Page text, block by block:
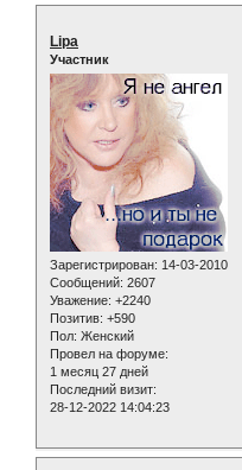
Lipa
Участник
Зарегистрирован: 14-03-2010
Сообщений: 2607
Уважение: +2240
Позитив: +590
Пол: Женский
Провел на форуме:
1 месяц 27 дней
Последний визит:
28-12-2022 14:04:23